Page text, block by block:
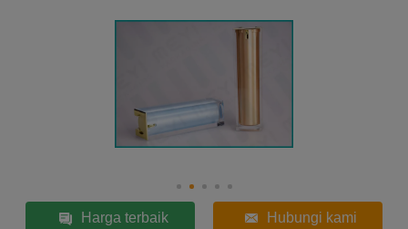
Harga terbaik Hubungi kami